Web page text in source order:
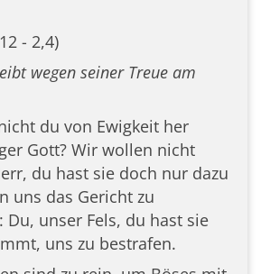
- 2,4)
wegen seiner Treue am
du von Ewigkeit her
Gott? Wir wollen nicht
du hast sie doch nur dazu
uns das Gericht zu
Du, unser Fels, du hast sie
uns zu bestrafen.